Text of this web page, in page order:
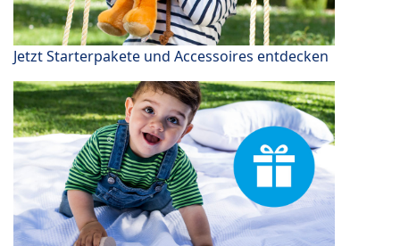
Jetzt Starterpakete und Accessoires entdecken